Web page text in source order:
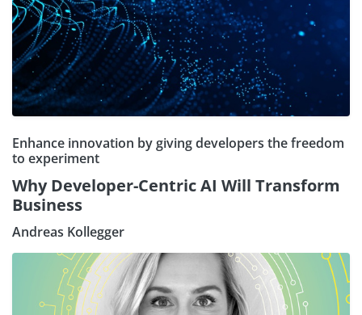
Enhance innovation by giving developers the freedom
to experiment
Why Developer-Centric AI Will Transform
Business
Andreas Kollegger